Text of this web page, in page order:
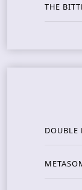
THE